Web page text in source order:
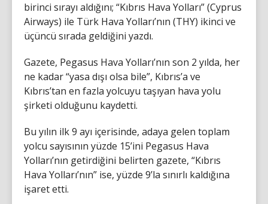
birinci sırayı aldığını; “Kıbrıs Hava Yolları” (Cyprus
Airways) ile Türk Hava Yolları’nın (THY) ikinci ve
üçüncü sırada geldiğini yazdı.
Gazete, Pegasus Hava Yolları’nın son 2 yılda, her
ne kadar “yasa dışı olsa bile”, Kıbrıs’a ve
Kıbrıs’tan en fazla yolcuyu taşıyan hava yolu
şirketi olduğunu kaydetti.
Bu yılın ilk 9 ayı içerisinde, adaya gelen toplam
yolcu sayısının yüzde 15’ini Pegasus Hava
Yolları’nın getirdiğini belirten gazete, “Kıbrıs
Hava Yolları’nın” ise, yüzde 9’la sınırlı kaldığına
işaret etti.